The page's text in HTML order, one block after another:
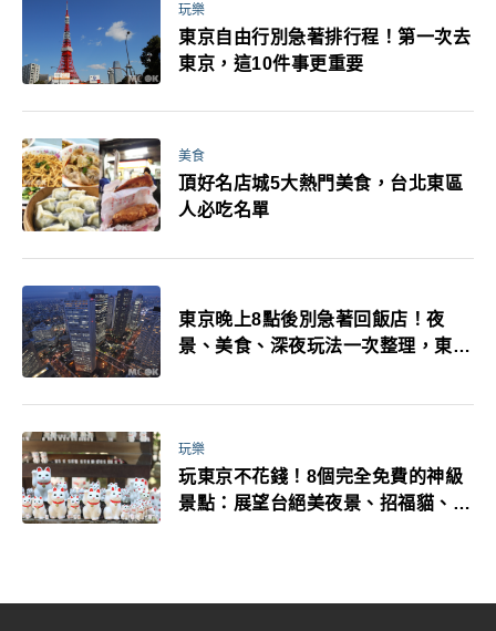
玩樂
東京自由行別急著排行程！第一次去
東京，這10件事更重要
美食
頂好名店城5大熱門美食，台北東區
人必吃名單
東京晚上8點後別急著回飯店！夜
景、美食、深夜玩法一次整理，東京
玩樂
玩東京不花錢！8個完全免費的神級
景點：展望台絕美夜景、招福貓、皇